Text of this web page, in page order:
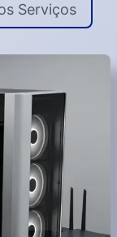
Serviços